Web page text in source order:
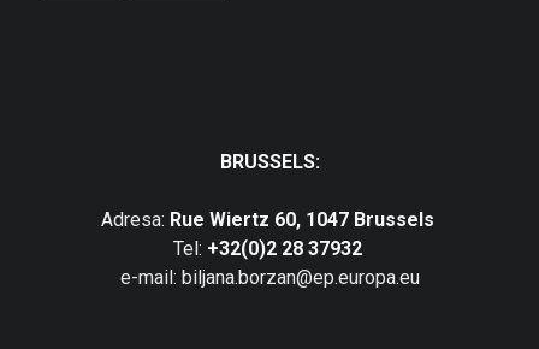
BRUSSELS:
Adresa: Rue Wiertz 60, 1047 Brussels
Tel: +32(0)2 28 37932
e-mail: biljana.borzan@ep.europa.eu